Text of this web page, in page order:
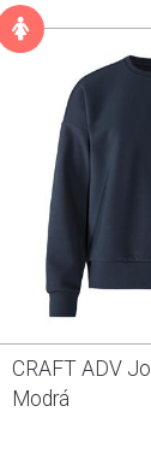
CRAFT ADV
Modrá